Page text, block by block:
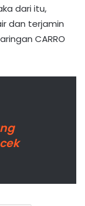
dari itu,
dan terjamin
CARRO